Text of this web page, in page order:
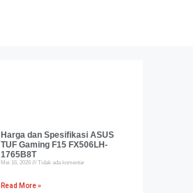
Harga dan Spesifikasi ASUS
TUF Gaming F15 FX506LH-
1765B8T
Mei 16, 2026 Tidak ada komentar
Read More »